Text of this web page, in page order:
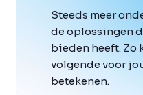
Steeds meer
de oplossingen
bieden heeft. Zo
volgende voor
betekenen.